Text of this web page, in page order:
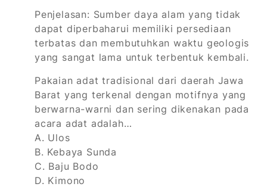
Penjelasan: Sumber daya alam yang tidak
dapat diperbaharui memiliki persediaan
terbatas dan membutuhkan waktu geologis
yang sangat lama untuk terbentuk kembali.
Pakaian adat tradisional dari daerah Jawa
Barat yang terkenal dengan motifnya yang
berwarna-warni dan sering dikenakan pada
acara adat adalah…
A. Ulos
B. Kebaya Sunda
C. Baju Bodo
D. Kimono